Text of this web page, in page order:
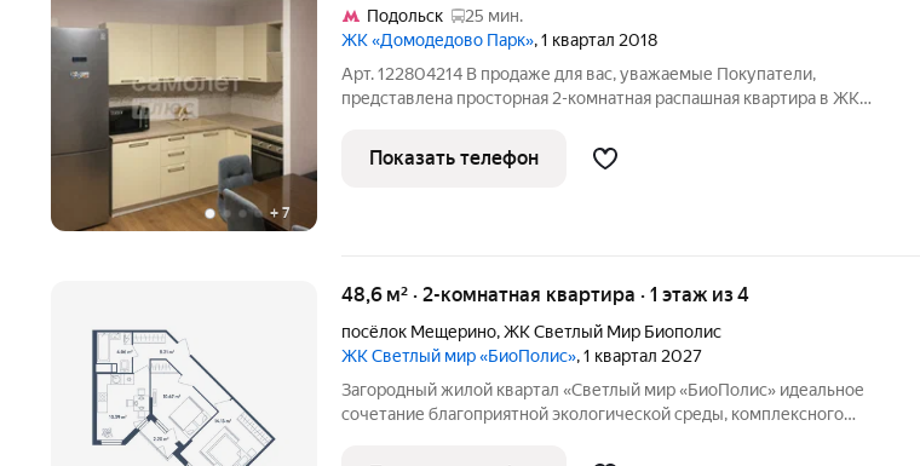
+ 7
Подольск
25 мин.
ЖК «Домодедово Парк», 1 квартал 2018
Арт. 122804214 В продаже для вас, уважаемые Покупатели,
представлена просторная 2-комнатная распашная квартира в ЖК
Чистый подъезд, хорошие соседи. Во дворе находятся школа и
детский сад. О
Показать телефон
48,6 м² · 2-комнатная квартира · 1 этаж из 4
посёлок Мещерино,ЖК Светлый Мир Биополис
ЖК Светлый мир «БиоПолис», 1 квартал 2027
Загородный жилой квартал «Светлый мир «БиоПолис» идеальное
сочетание благоприятной экологической среды, комплексного